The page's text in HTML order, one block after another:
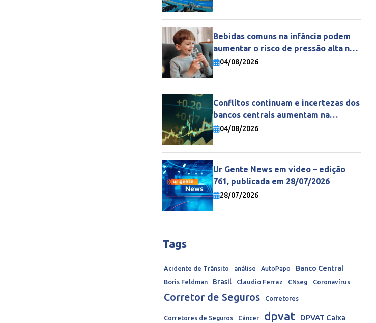
Bebidas comuns na infância podem
aumentar o risco de pressão alta na
vida adulta
04/08/2026
Conflitos continuam e incertezas dos
bancos centrais aumentam na
economia mundial
04/08/2026
Ur Gente News em vídeo – edição
761, publicada em 28/07/2026
28/07/2026
Tags
Acidente de Trânsito análise AutoPapo Banco Central
Boris Feldman Brasil Claudio Ferraz CNseg Coronavírus
Corretor de Seguros Corretores
Corretores de Seguros Câncer dpvat
DPVAT Caixa